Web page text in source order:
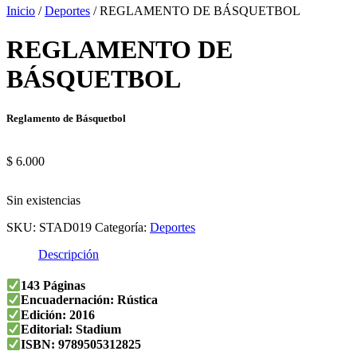
Inicio /Deportes / REGLAMENTO DE BÁSQUETBOL
REGLAMENTO DE
BÁSQUETBOL
Reglamento de Básquetbol
$ 6.000
Sin existencias
SKU: STAD019 Categoría: Deportes
Descripción
143 Páginas
Encuadernación: Rústica
Edición: 2016
Editorial: Stadium
ISBN: 9789505312825